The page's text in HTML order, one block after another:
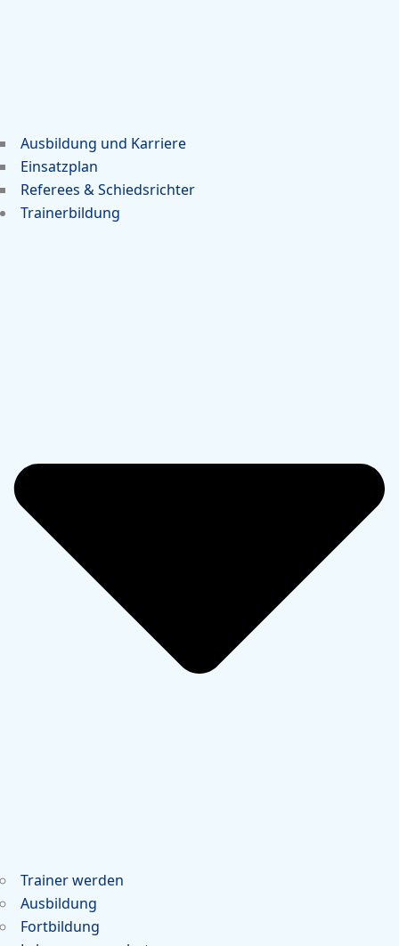
Ausbildung und Karriere
Einsatzplan
Referees & Schiedsrichter
Trainerbildung
Trainer werden
Ausbildung
Fortbildung